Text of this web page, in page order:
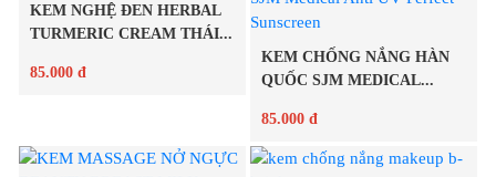
Chi tiết
KEM NGHỆ ĐEN HERBAL
TURMERIC CREAM THÁI...
85.000 đ
Chi tiết
KEM CHỐNG NẮNG HÀN
QUỐC SJM MEDICAL...
85.000 đ